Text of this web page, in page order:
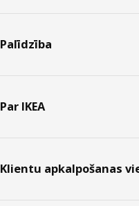
Palīdzība
Par IKEA
Klientu apkalpošanas